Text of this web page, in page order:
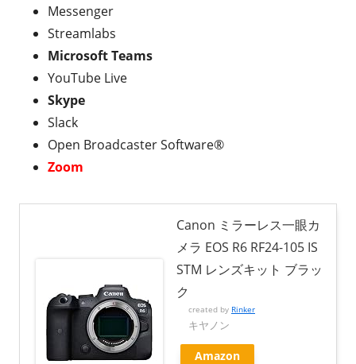
Messenger
Streamlabs
Microsoft Teams
YouTube Live
Skype
Slack
Open Broadcaster Software®
Zoom
Canon ミラーレス一眼カ
メラ EOS R6 RF24-105 IS
STM レンズキット ブラッ
ク
created by Rinker
キヤノン
Amazon